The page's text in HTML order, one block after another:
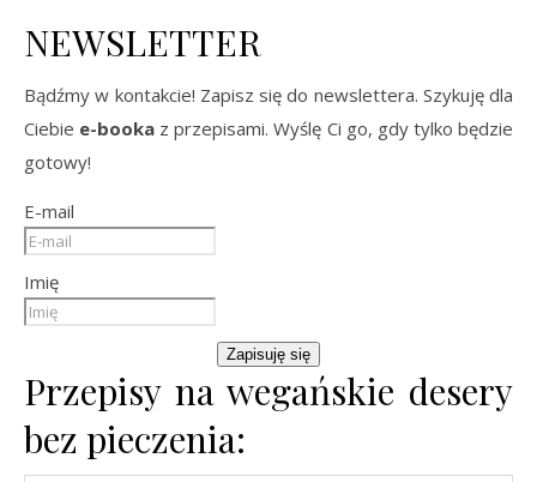
NEWSLETTER
Bądźmy w kontakcie! Zapisz się do newslettera. Szykuję dla
Ciebie e-booka z przepisami. Wyślę Ci go, gdy tylko będzie
gotowy!
E-mail
Imię
Zapisuję się
Przepisy na wegańskie desery
bez pieczenia: